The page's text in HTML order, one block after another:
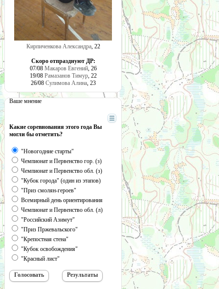
Кирпиченкова Александра, 22
Скоро отпразднуют ДР:
07/08 Макаров Евгений, 26
19/08 Рамазанов Тимур, 22
26/08 Сулимова Алина, 23
Ваше мнение
Какие соревнования этого года Вы
могли бы отметить?
"Новогодние старты"
Чемпионат и Первенство гор. (з)
Чемпионат и Первенство обл. (з)
"Кубок города" (один из этапов)
"Приз смолян-героев"
Всемирный день ориентирования
Чемпионат и Первенство обл. (л)
"Российский Азимут"
"Приз Пржевальского"
"Крепостная стена"
"Кубок освобождения"
"Красный лист"